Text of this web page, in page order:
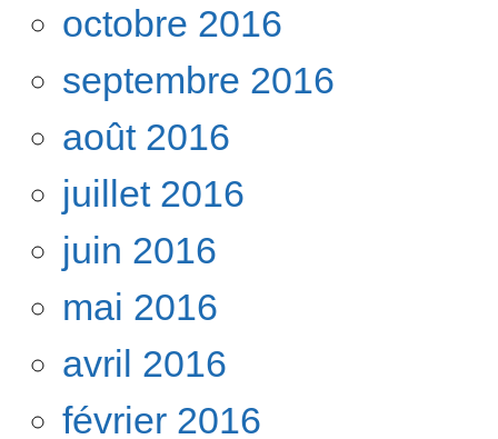
octobre 2016
septembre 2016
août 2016
juillet 2016
juin 2016
mai 2016
avril 2016
février 2016